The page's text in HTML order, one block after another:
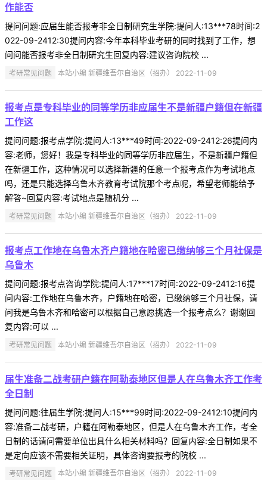
作能否
提问问题:应届生能否报考非全日制研究生学院:提问人:13***78时间:2
022-09-2412:30提问内容:今年本科毕业考研的同时找到了工作，想
问问能否报考非全日制研究生回复内容:建议咨询院校 ...
考研常见问题 本站小编 新疆维吾尔自治区（招办） 2022-11-09
报考点是专科毕业的同等学历非应届生不是新疆户籍但在新疆
工作这
提问问题:报考点学院:提问人:13***49时间:2022-09-2412:26提问内
容:老师，您好！我是专科毕业的同等学历非应届生，不是新疆户籍但
在新疆工作，这种情况可以选择新疆的任意一个报考点作为考试地点
吗，还是只能选择乌鲁木齐教育考试院那个考点呢，希望老师能给予
解答~回复内容:考试地点是随机分 ...
考研常见问题 本站小编 新疆维吾尔自治区（招办） 2022-11-09
报考点工作地在乌鲁木齐户籍地在哈密已缴纳够三个月社保是
乌鲁木
提问问题:报考点咨询学院:提问人:17***17时间:2022-09-2412:16提
问内容:工作地在乌鲁木齐，户籍地在哈密，已缴纳够三个月社保，请
问我是乌鲁木齐和哈密可以根据自己意愿挑选一个报考点么？谢谢回
复内容:可以 ...
考研常见问题 本站小编 新疆维吾尔自治区（招办） 2022-11-09
届生准备二战考研户籍在阿勒泰地区但是人在乌鲁木齐工作考
全日制
提问问题:往届生学院:提问人:15***99时间:2022-09-2412:10提问内
容:准备二战考研，户籍在阿勒泰地区，但是人在乌鲁木齐工作，考全
日制的话请问需要单位出具什么相关材料吗？回复内容:全日制如果不
是定向应该不需要相关证明，具体咨询要报考的院校 ...
考研常见问题 本站小编 新疆维吾尔自治区（招办） 2022-11-09